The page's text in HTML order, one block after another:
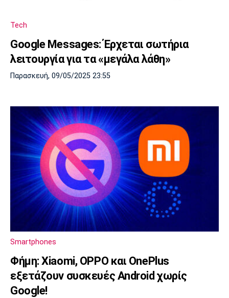
Tech
Google Messages: Έρχεται σωτήρια
λειτουργία για τα «μεγάλα λάθη»
Παρασκευή, 09/05/2025 23:55
Smartphones
Φήμη: Xiaomi, OPPO και OnePlus
εξετάζουν συσκευές Android χωρίς
Google!